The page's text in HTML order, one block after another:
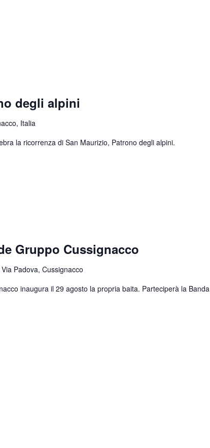
degli alpini
Italia
la ricorrenza di San Maurizio, Patrono degli alpini.
Gruppo Cussignacco
Via Padova, Cussignacco
inaugura il 29 agosto la propria baita. Parteciperà la Banda